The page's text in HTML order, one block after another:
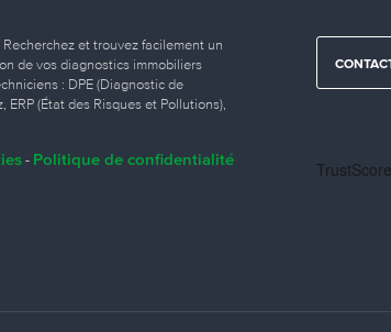
et trouvez facilement un
de vos diagnostics immobiliers
: DPE (Diagnostic de
(État des Risques et Pollutions),
- Politique de confidentialité